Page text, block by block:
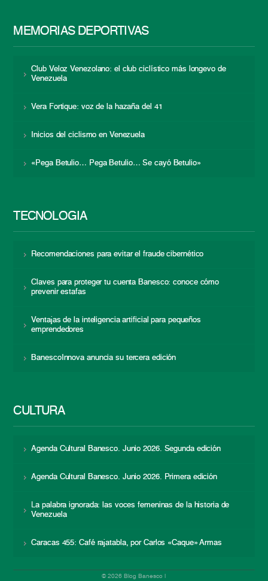
MEMORIAS DEPORTIVAS
Club Veloz Venezolano: el club ciclístico más longevo de
Venezuela
Vera Fortique: voz de la hazaña del 41
Inicios del ciclismo en Venezuela
«Pega Betulio… Pega Betulio… Se cayó Betulio»
TECNOLOGÍA
Recomendaciones para evitar el fraude cibernético
Claves para proteger tu cuenta Banesco: conoce cómo
prevenir estafas
Ventajas de la inteligencia artificial para pequeños
emprendedores
BanescoInnova anuncia su tercera edición
CULTURA
Agenda Cultural Banesco. Junio 2026. Segunda edición
Agenda Cultural Banesco. Junio 2026. Primera edición
La palabra ignorada: las voces femeninas de la historia de
Venezuela
Caracas 455: Café rajatabla, por Carlos «Caque» Armas
© 2026 Blog Banesco |